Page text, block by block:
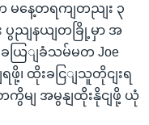
မနေ့တရကျတညျး ၃
ပွညျနယျတခြို့မှာ အ
းခယြျခံသမ်မတ Joe
၊ ထိုးခငြျသူတိုငျးရ
မျ အမွနျထိုးနိုငျဖို့ ယုံ